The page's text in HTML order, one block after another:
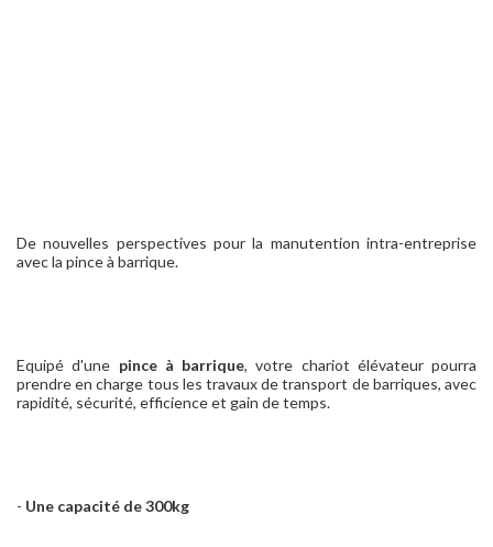
De nouvelles perspectives pour la manutention intra-entreprise
avec la pince à barrique.
Equipé d'une pince à barrique, votre chariot élévateur pourra
prendre en charge tous les travaux de transport de barriques, avec
rapidité, sécurité, efficience et gain de temps.
- Une capacité de 300kg